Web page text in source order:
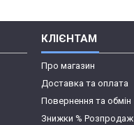
КЛІЄНТАМ
Про магазин
Доставка та оплата
Повернення та обмін
Знижки % Розпродаж